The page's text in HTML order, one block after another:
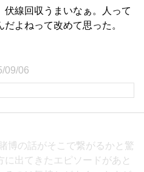
線回収うまいなぁ。人って
よねって改めて思った。
09/06
博の話がそこで繋がるかと驚
に出てきたエピソードがあと